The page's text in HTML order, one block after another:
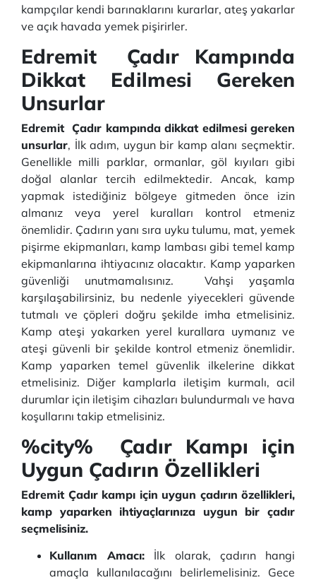
kampçılar kendi barınaklarını kurarlar, ateş yakarlar
ve açık havada yemek pişirirler.
Edremit Çadır Kampında
Dikkat Edilmesi Gereken
Unsurlar
Edremit Çadır kampında dikkat edilmesi gereken
unsurlar, İlk adım, uygun bir kamp alanı seçmektir.
Genellikle milli parklar, ormanlar, göl kıyıları gibi
doğal alanlar tercih edilmektedir. Ancak, kamp
yapmak istediğiniz bölgeye gitmeden önce izin
almanız veya yerel kuralları kontrol etmeniz
önemlidir. Çadırın yanı sıra uyku tulumu, mat, yemek
pişirme ekipmanları, kamp lambası gibi temel kamp
ekipmanlarına ihtiyacınız olacaktır. Kamp yaparken
güvenliği unutmamalısınız. Vahşi yaşamla
karşılaşabilirsiniz, bu nedenle yiyecekleri güvende
tutmalı ve çöpleri doğru şekilde imha etmelisiniz.
Kamp ateşi yakarken yerel kurallara uymanız ve
ateşi güvenli bir şekilde kontrol etmeniz önemlidir.
Kamp yaparken temel güvenlik ilkelerine dikkat
etmelisiniz. Diğer kamplarla iletişim kurmalı, acil
durumlar için iletişim cihazları bulundurmalı ve hava
koşullarını takip etmelisiniz.
%city% Çadır Kampı için
Uygun Çadırın Özellikleri
Edremit Çadır kampı için uygun çadırın özellikleri,
kamp yaparken ihtiyaçlarınıza uygun bir çadır
seçmelisiniz.
Kullanım Amacı: İlk olarak, çadırın hangi
amaçla kullanılacağını belirlemelisiniz. Gece